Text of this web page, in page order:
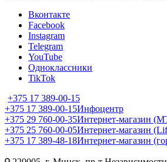
Вконтакте
Facebook
Instagram
Telegram
YouTube
Одноклассники
TikTok
+375 17 389-00-15
+375 17 389-00-15Инфоцентр
+375 29 760-00-35Интернет-магазин
+375 25 760-00-05Интернет-магазин
+375 17 389-48-18Интернет-магазин